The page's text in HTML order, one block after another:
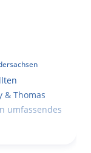
& Thomas
umfassendes